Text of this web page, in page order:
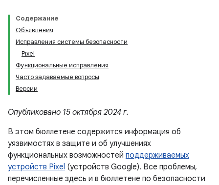
Содержание
Объявления
Исправления системы безопасности
Pixel
Функциональные исправления
Часто задаваемые вопросы
Версии
Опубликовано 15 октября 2024 г.
В этом бюллетене содержится информация об
уязвимостях в защите и об улучшениях
функциональных возможностей поддерживаемых
устройств Pixel (устройств Google). Все проблемы,
перечисленные здесь и в бюллетене по безопасности